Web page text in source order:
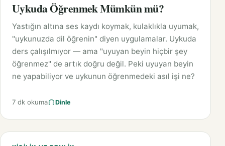
Uykuda Öğrenmek Mümkün mü?
Yastığın altına ses kaydı koymak, kulaklıkla uyumak,
"uykunuzda dil öğrenin" diyen uygulamalar. Uykuda
ders çalışılmıyor — ama "uyuyan beyin hiçbir şey
öğrenmez" de artık doğru değil. Peki uyuyan beyin
ne yapabiliyor ve uykunun öğrenmedeki asıl işi ne?
7 dk okuma Dinle